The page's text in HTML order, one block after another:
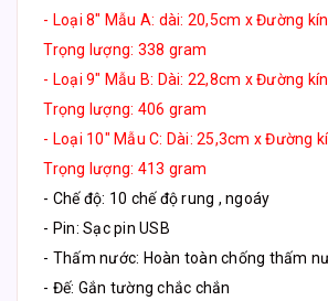
- Loại 8" Mẫu A: dài: 20,5cm x Đường
Trọng lượng: 338 gram
- Loại 9" Mẫu B: Dài: 22,8cm x Đường
Trọng lượng: 406 gram
- Loại 10" Mẫu C: Dài: 25,3cm x Đường
Trọng lượng: 413 gram
- Chế độ: 10 chế độ rung , ngoáy
- Pin: Sạc pin USB
- Thấm nước: Hoàn toàn chống thấm
- Đế: Gắn tường chắc chắn